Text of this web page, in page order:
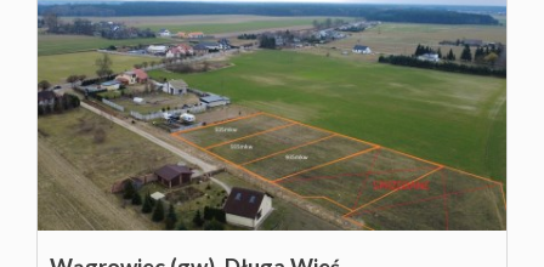
Domy
Działki
Hale